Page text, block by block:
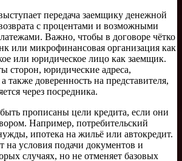
передача заемщику денежной
с процентами и возможными
Важно, чтобы в договоре чётко
или микрофинансовая организация как
или юридическое лицо как заемщик.
сторон, юридические адреса,
также доверенность на представителя,
через посредника.
прописаны цели кредита, если они
Например, потребительский
ипотека на жильё или автокредит.
на условия подачи документов и
случаях, но не отменяет базовых